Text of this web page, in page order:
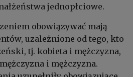
jednopłciowe.
obowiązywać mają
uzależnione od tego, kto
tj. kobieta i mężczyzna,
i mężczyzna.